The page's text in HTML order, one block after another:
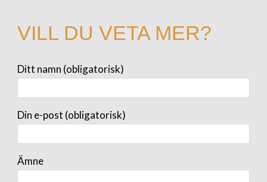
VILL DU VETA MER?
Ditt namn (obligatorisk)
Din e-post (obligatorisk)
Ämne